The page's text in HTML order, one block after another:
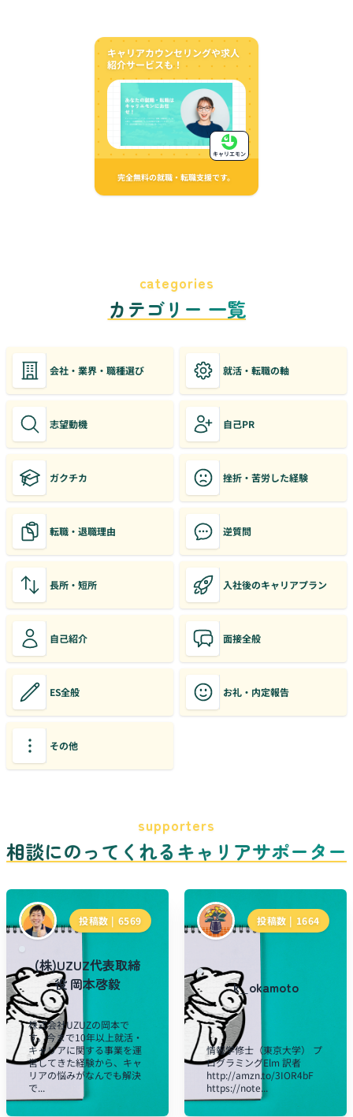
キャリアカウンセリングや求人
紹介サービスも！
完全無料の就職・転職支援です。
キャリエモン
categories
カテゴリー 一覧
会社・業界・職種選び 就活・転職の軸
志望動機 自己PR
ガクチカ 挫折・苦労した経験
転職・退職理由 逆質問
長所・短所 入社後のキャリアプラン
自己紹介 面接全般
ES全般 お礼・内定報告
その他
supporters
相談にのってくれるキャリアサポーター
投稿数 | 6569
(株)UZUZ代表取締
役 岡本啓毅
株式会社UZUZの岡本で
す。今まで10年以上就活・
キャリアに関する事業を運
営してきた経験から、キャ
リアの悩みがなんでも解決
で...
投稿数 | 1664
k_okamoto
情報学修士（東京大学） プ
ログラミングElm 訳者
http://amzn.to/3IOR4bF
https://note...